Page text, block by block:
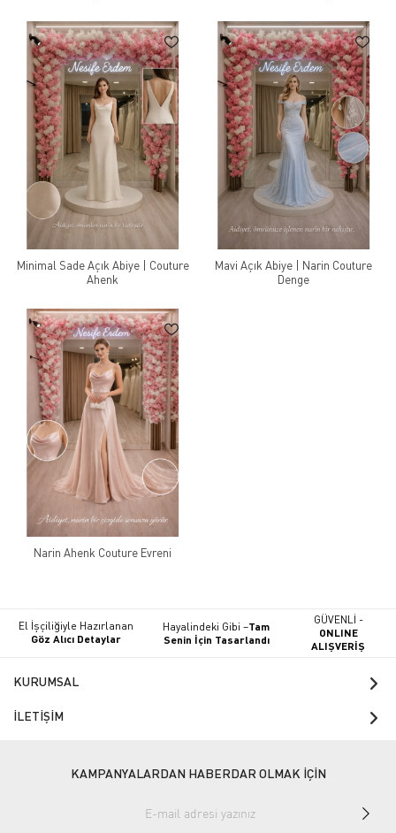
Minimal Sade Açık Abiye | Couture
Ahenk
Mavi Açık Abiye | Narin Couture
Denge
Narin Ahenk Couture Evreni
El İşçiliğiyle Hazırlanan
Göz Alıcı Detaylar
Hayalindeki Gibi –Tam
Senin İçin Tasarlandı
GÜVENLİ -
ONLINE
ALIŞVERİŞ
KURUMSAL
İLETİŞİM
KAMPANYALARDAN HABERDAR OLMAK İÇİN